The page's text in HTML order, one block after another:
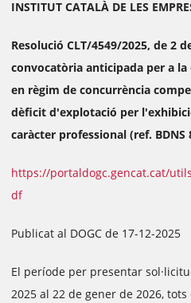
INSTITUT CATALÀ DE LES
Resolució CLT/4549/2025, de 2
convocatòria anticipada per a la
en règim de concurrència
dèficit d'explotació per
caràcter professional (ref. BDNS
https://portaldogc.gencat.cat/
df
Publicat al DOGC de 17-12-2025
El període per presentar
2025 al 22 de gener de 2026, tots